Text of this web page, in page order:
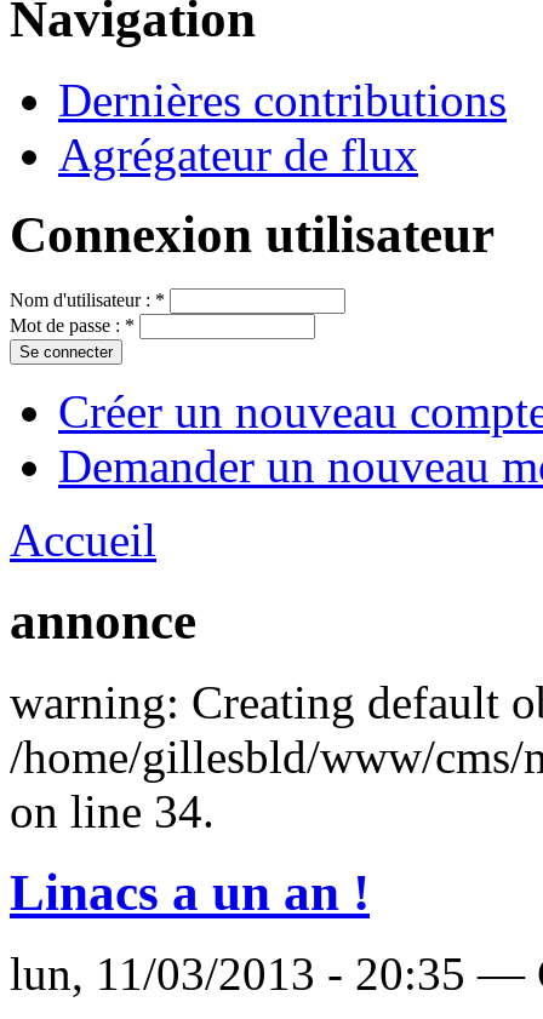
Navigation
Dernières contributions
Agrégateur de flux
Connexion utilisateur
Nom d'utilisateur : *
Mot de passe : *
Créer un nouveau
Demander un nouveau
Accueil
annonce
warning: Creating default
/home/gillesbld/www/cms/
on line 34.
Linacs a un an !
lun, 11/03/2013 - 20:35 —